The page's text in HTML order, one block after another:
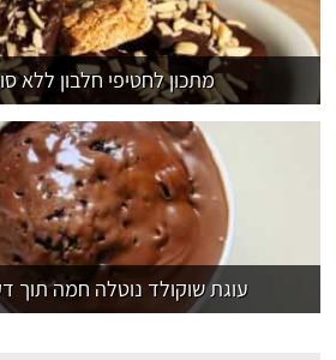
מתכון לחטיפי חלבון ללא
עוגת שוקולד נוטלה חמה תוך